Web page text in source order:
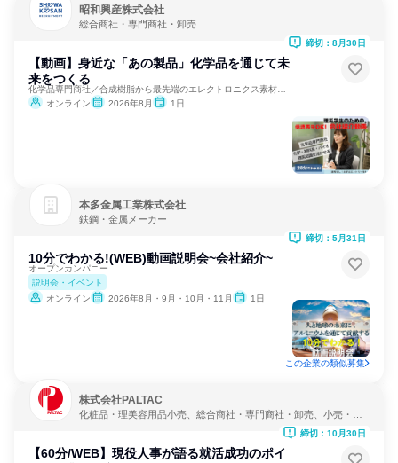
昭和興産株式会社
総合商社・専門商社・卸売
【動画】身近な「あの製品」化学品を通じて未
来をつくる
オンライン
2026年8月 1日
締切：8月30日
本多金属工業株式会社
鉄鋼・金属メーカー
10分でわかる!(WEB)動画説明会~会社紹介~
オープンカンパニー
説明会・イベント
オンライン
2026年8月・9月・10月・11月 1日
締切：5月31日
この企業の類似募集
株式会社PALTAC
化粧品・理美容用品小売、総合商社・専門商社・卸売、小売・卸
【60分/WEB】現役人事が語る就活成功のポイ
締切：10月30日